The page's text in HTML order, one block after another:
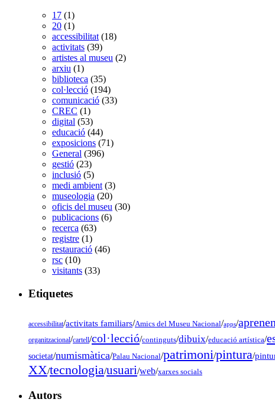
17 (1)
20 (1)
accessibilitat (18)
activitats (39)
artistes al museu (2)
arxiu (1)
biblioteca (35)
col·lecció (194)
comunicació (33)
CREC (1)
digital (53)
educació (44)
exposicions (71)
General (396)
gestió (23)
inclusió (5)
medi ambient (3)
museologia (20)
oficis del museu (30)
publicacions (6)
recerca (63)
registre (1)
restauració (46)
rsc (10)
visitants (33)
Etiquetes
accessibilitat/activitats familiars/Amics del Museu Nacional/apps/
organitzacional/cartell/col·lecció/continguts/dibuix/educació artística/
societat/numismàtica/Palau Nacional/patrimoni/pintura/
XX/tecnologia/usuari/web/xarxes socials
Autors